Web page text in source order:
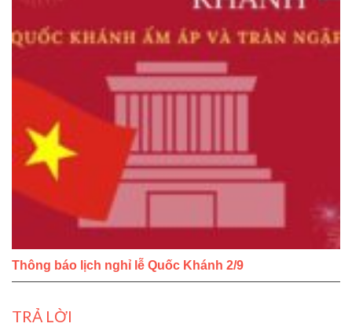
Thông báo lịch nghỉ lễ Quốc Khánh 2/9
TRẢ LỜI